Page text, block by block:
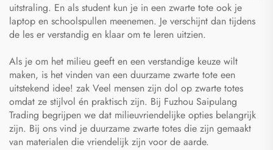
uitstraling. En als student kun je in een zwarte tote ook je
laptop en schoolspullen meenemen. Je verschijnt dan tijdens
de les er verstandig en klaar om te leren uitzien.
Als je om het milieu geeft en een verstandige keuze wilt
maken, is het vinden van een duurzame zwarte tote een
uitstekend idee! zak Veel mensen zijn dol op zwarte totes
omdat ze stijlvol én praktisch zijn. Bij Fuzhou Saipulang
Trading begrijpen we dat milieuvriendelijke opties belangrijk
zijn. Bij ons vind je duurzame zwarte totes die zijn gemaakt
van materialen die vriendelijk zijn voor de aarde.